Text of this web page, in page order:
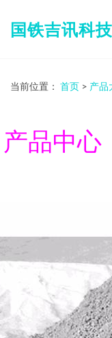
国铁吉讯科
当前位置： 首页 > 产品
产品中心